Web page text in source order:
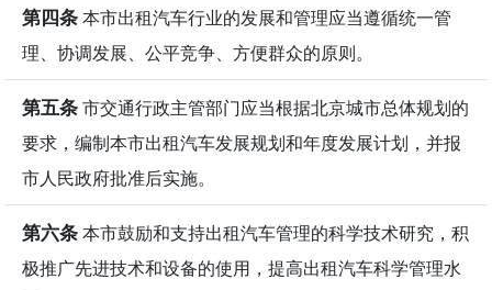
第四条本市出租汽车行业的发展和管理应当遵循统一管
理、协调发展、公平竞争、方便群众的原则。
第五条市交通行政主管部门应当根据北京城市总体规划的
要求，编制本市出租汽车发展规划和年度发展计划，并报
市人民政府批准后实施。
第六条本市鼓励和支持出租汽车管理的科学技术研究，积
极推广先进技术和设备的使用，提高出租汽车科学管理水